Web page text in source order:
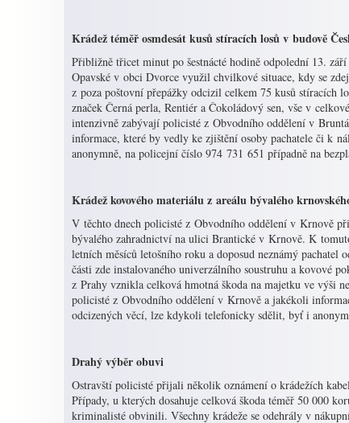
Krádež téměř osmdesát kusů stíracích losů v budově
Přibližně třicet minut po šestnácté hodině odpolední 13.
Opavské v obci Dvorce využil chvilkové situace, kdy se
z poza poštovní přepážky odcizil celkem 75 kusů stíracích
značek Černá perla, Rentiér a Čokoládový sen, vše v
intenzivně zabývají policisté z Obvodního oddělení v
informace, které by vedly ke zjištění osoby pachatele či k
anonymně, na policejní číslo 974 731 651 případně na
Krádež kovového materiálu z areálu bývalého
V těchto dnech policisté z Obvodního oddělení v Krnově
bývalého zahradnictví na ulici Brantické v Krnově. K
letních měsíců letošního roku a doposud neznámý
části zde instalovaného univerzálního soustruhu a kovové
z Prahy vznikla celková hmotná škoda na majetku ve výši
policisté z Obvodního oddělení v Krnově a jakékoli
odcizených věcí, lze kdykoli telefonicky sdělit, byť i
Drahý výběr obuvi
Ostravští policisté přijali několik oznámení o krádežích
Případy, u kterých dosahuje celková škoda téměř 50 000
kriminalisté obvinili. Všechny krádeže se odehrály v